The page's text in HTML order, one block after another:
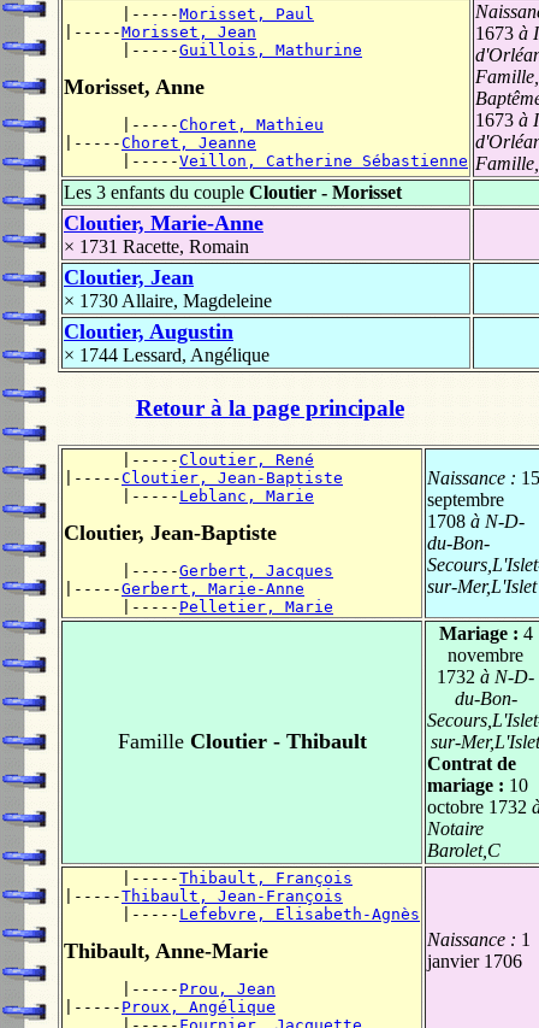
      |-----
Morisset, Paul
|-----Morisset, Jean
      |-----
Guillois, Mathurine
Morisset, Anne
      |-----
Choret, Mathieu
|-----Choret, Jeanne
      |-----
Veillon, Catherine Sébastienne
1673 à
1673 à
Les 3 enfants du couple Cloutier - Morisset
Cloutier, Marie-Anne
× 1731 Racette, Romain
Cloutier, Jean
× 1730 Allaire, Magdeleine
Cloutier, Augustin
× 1744 Lessard, Angélique
Retour à la page principale
      |-----
Cloutier, René
|-----Cloutier, Jean-Baptiste
      |-----
Leblanc, Marie
Cloutier, Jean-Baptiste
      |-----
Gerbert, Jacques
|-----Gerbert, Marie-Anne
      |-----
Pelletier, Marie
Naissance : 15
septembre
1708 à N-D-
du-Bon-
sur-Mer,L'Islet
FamilleCloutier - Thibault
Mariage : 4
novembre
1732 à N-D-
du-Bon-
sur-Mer,L'Islet
Contrat de
mariage : 10
octobre 1732
Notaire
Barolet,C
      |-----
Thibault, François
|-----Thibault, Jean-François
      |-----
Lefebvre, Elisabeth-Agnès
Thibault, Anne-Marie
      |-----
Prou, Jean
|----- Proux, Angélique
Naissance : 1
janvier 1706